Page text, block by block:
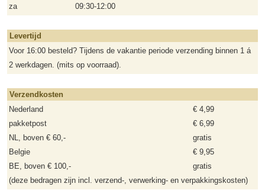
za
09:30-12:00
Levertijd
Voor 16:00 besteld? Tijdens de vakantie periode verzending binnen 1 á
2 werkdagen. (mits op voorraad).
Verzendkosten
Nederland
€ 4,99
pakketpost
€ 6,99
NL, boven € 60,-
gratis
Belgie
€ 9,95
BE, boven € 100,-
gratis
(deze bedragen zijn incl. verzend-, verwerking- en verpakkingskosten)